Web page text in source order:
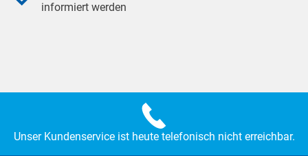
informiert werden
Unser Kundenservice ist heute telefonisch nicht erreichbar.